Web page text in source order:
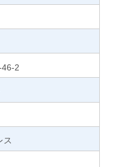
2
ス